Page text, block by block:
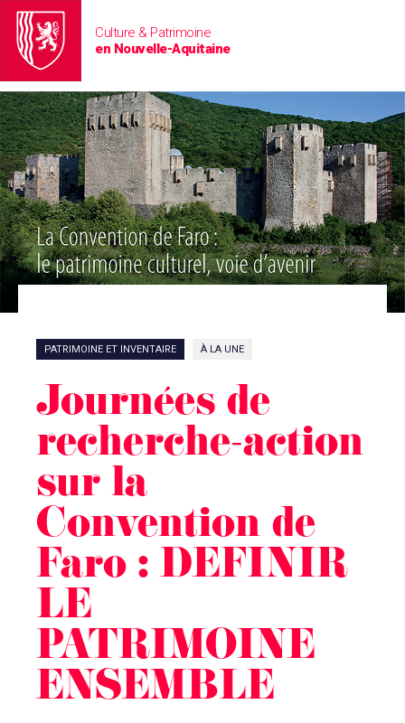
Culture & Patrimoine
en Nouvelle-Aquitaine
PATRIMOINE ET INVENTAIRE À LA UNE
Journées de
recherche-action
sur la
Convention de
Faro : DEFINIR
LE
PATRIMOINE
ENSEMBLE